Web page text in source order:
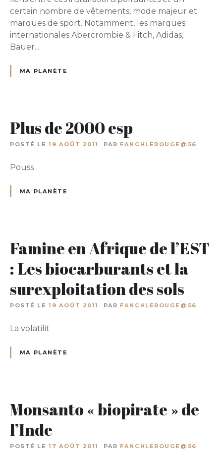
certain nombre de vêtements, mode majeur et
marques de sport. Notamment, les marques
internationales Abercrombie & Fitch, Adidas,
Bauer...
MA PLANÈTE
Plus de 2000 esp
POSTÉ LE 19 AOÛT 2011 PAR FANCHLEROUGE@56
Pouss
MA PLANÈTE
Famine en Afrique de l’EST
: Les biocarburants et la
surexploitation des sols
POSTÉ LE 19 AOÛT 2011 PAR FANCHLEROUGE@56
La volatilit
MA PLANÈTE
Monsanto « biopirate » de
l’Inde
POSTÉ LE 17 AOÛT 2011 PAR FANCHLEROUGE@56